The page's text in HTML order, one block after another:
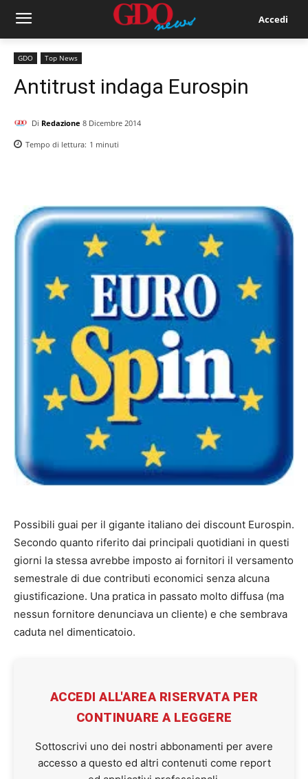
Accedi
GDO Top News
Antitrust indaga Eurospin
Di Redazione 8 Dicembre 2014
Tempo di lettura: 1 minuti
Possibili guai per il gigante italiano dei discount Eurospin.
Secondo quanto riferito dai principali quotidiani in questi
giorni la stessa avrebbe imposto ai fornitori il versamento
semestrale di due contributi economici senza alcuna
giustificazione. Una pratica in passato molto diffusa (ma
nessun fornitore denunciava un cliente) e che sembrava
caduta nel dimenticatoio.
ACCEDI ALL'AREA RISERVATA PER
CONTINUARE A LEGGERE
Sottoscrivi uno dei nostri abbonamenti per avere
accesso a questo ed altri contenuti come report